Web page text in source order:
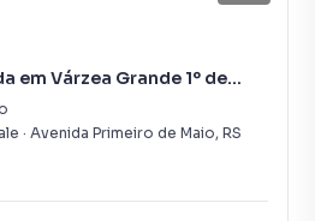
em Várzea Grande 1º de
· Avenida Primeiro de Maio, RS